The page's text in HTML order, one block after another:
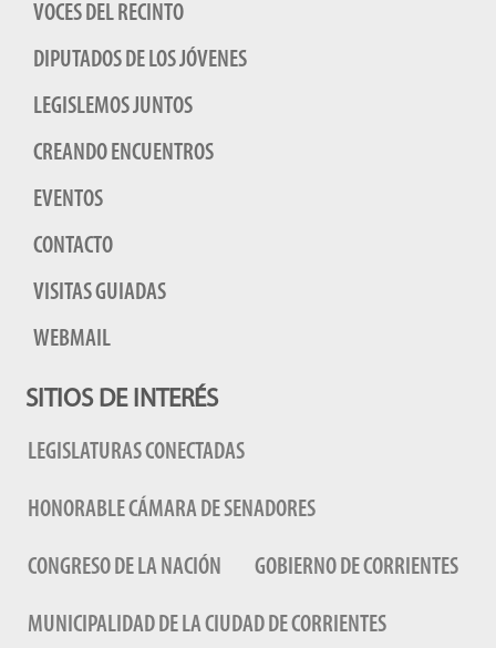
VOCES DEL RECINTO
DIPUTADOS DE LOS JÓVENES
LEGISLEMOS JUNTOS
CREANDO ENCUENTROS
EVENTOS
CONTACTO
VISITAS GUIADAS
WEBMAIL
SITIOS DE INTERÉS
LEGISLATURAS CONECTADAS
HONORABLE CÁMARA DE SENADORES
CONGRESO DE LA NACIÓN GOBIERNO DE CORRIENTES
MUNICIPALIDAD DE LA CIUDAD DE CORRIENTES